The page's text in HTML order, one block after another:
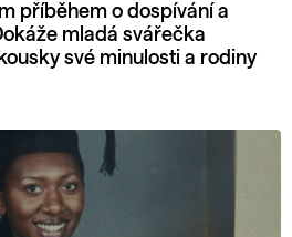
příběhem o dospívání a
mladá svářečka
své minulosti a rodiny